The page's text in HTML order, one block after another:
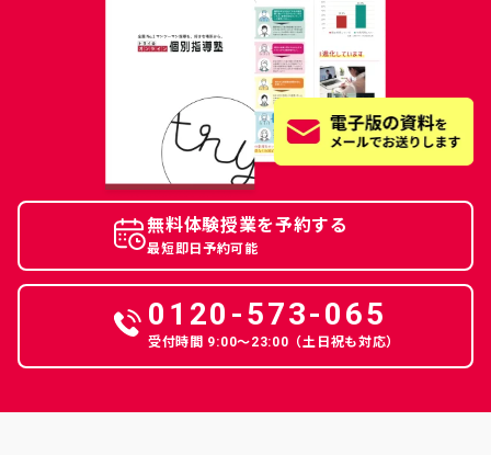
無料体験授業を予約する
最短即日予約可能
0120-573-065
受付時間 9:00〜23:00（土日祝も対応）